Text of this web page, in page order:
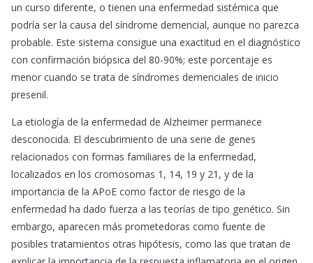
un curso diferente, o tienen una enfermedad sistémica que
podría ser la causa del síndrome demencial, aunque no parezca
probable. Este sistema consigue una exactitud en el diagnóstico
con confirmación biópsica del 80-90%; este porcentaje es
menor cuando se trata de síndromes demenciales de inicio
presenil.
La etiología de la enfermedad de Alzheimer permanece
desconocida. El descubrimiento de una serie de genes
relacionados con formas familiares de la enfermedad,
localizados en los cromosomas 1, 14, 19 y 21, y de la
importancia de la APoE como factor de riesgo de la
enfermedad ha dado fuerza a las teorías de tipo genético. Sin
embargo, aparecen más prometedoras como fuente de
posibles tratamientos otras hipótesis, como las que tratan de